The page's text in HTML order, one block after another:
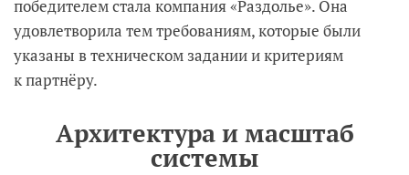
победителем стала компания «Раздолье». Она
удовлетворила тем требованиям, которые были
указаны в техническом задании и критериям
к партнёру.
Архитектура и масштаб
системы